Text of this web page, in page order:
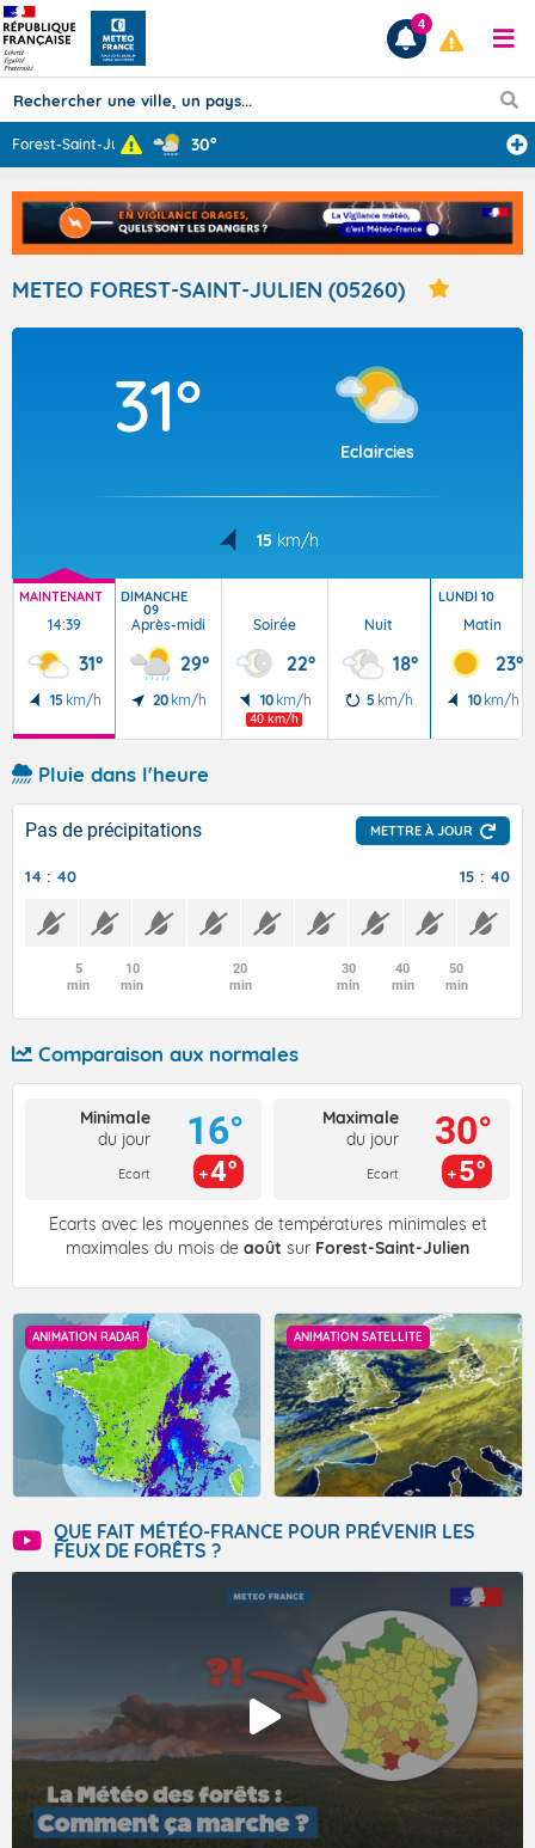
Prévisions
TOUS LES RÉSULTATS
Articles
4
Forest-Saint-Ju ... 30°
METEO FOREST-SAINT-JULIEN (05260)
31°
Eclaircies
15 km/h
MAINTENANT
14:39
31°
15 km/h
DIMANCHE
09
Après-midi
29°
20 km/h
Soirée
22°
10 km/h
40 km/h
Nuit
18°
5 km/h
LUNDI 10
Matin
23°
10 km/h
Pluie dans l'heure
Pas de précipitations METTRE À JOUR
14 : 40 15 : 40
5
min
10
min
20
min
30
min
40
min
50
min
Comparaison aux normales
Minimale
du jour
Ecart
16°
4°
Maximale
du jour
Ecart
30°
5°
Écarts avec les moyennes de températures minimales et
maximales du mois de août sur Forest-Saint-Julien
ANIMATION RADAR ANIMATION SATELLITE
QUE FAIT MÉTÉO-FRANCE POUR PRÉVENIR LES
FEUX DE FORÊTS ?